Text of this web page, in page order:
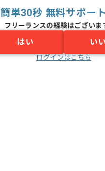
簡単30秒 無料サポー
フリーランスの経験はございま
はい い
ログインはこちら